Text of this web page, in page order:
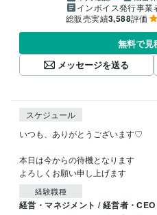
インボイス発行事業
総販売実績3,588評価
無料で見
メッセージを送る
スケジュール
いつも、ありがとうございます♡
本日は今からの待機となります
よろしくお願い申し上げます
経験職種
経営・マネジメント / 経営者・